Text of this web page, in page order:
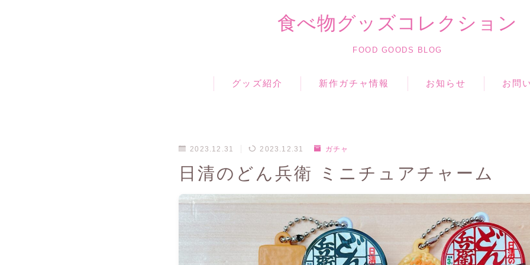
食べ物グッズコレクション
FOOD GOODS BLOG
グッズ紹介 新作ガチャ情報 お知らせ お問
2023.12.31 2023.12.31 ガチャ
日清のどん兵衛 ミニチュアチャーム